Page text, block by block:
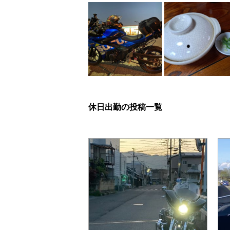
休日出勤の投稿一覧